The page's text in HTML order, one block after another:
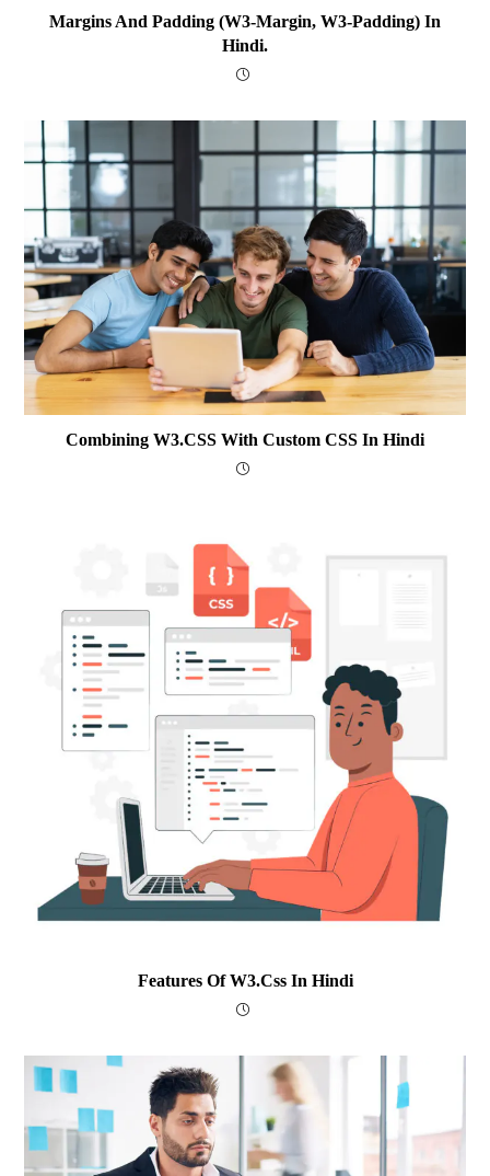
Margins And Padding (w3-Margin, W3-Padding) In
Hindi.
Combining W3.CSS With Custom CSS In Hindi
Features Of W3.css In Hindi